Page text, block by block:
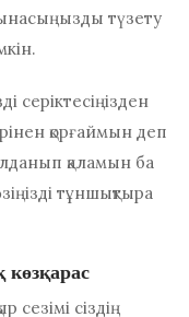
түзету
серіктесіңізден
қорғаймын деп
қаламын ба
тұншықтыра
сезімі сіздің